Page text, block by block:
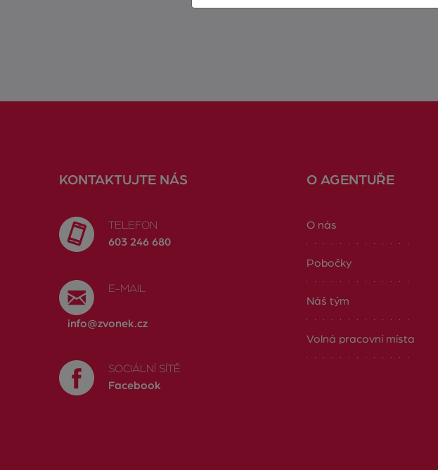
KONTAKTUJTE NÁS
TELEFON
603 246 680
E-MAIL
info@zvonek.cz
SOCIÁLNÍ SÍTĚ
Facebook
O AGENTUŘE
O nás
Pobočky
Náš tým
Volná pracovní místa